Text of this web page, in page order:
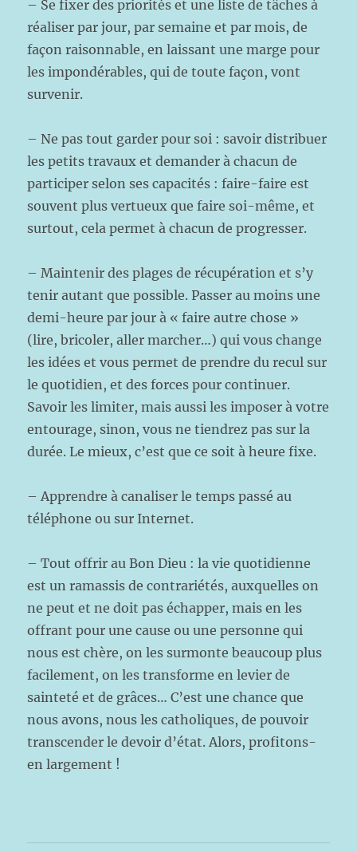
– Se fixer des priorités et une liste de tâches à
réaliser par jour, par semaine et par mois, de
façon raisonnable, en laissant une marge pour
les impondérables, qui de toute façon, vont
survenir.
– Ne pas tout garder pour soi : savoir distribuer
les petits travaux et demander à chacun de
participer selon ses capacités : faire-faire est
souvent plus vertueux que faire soi-même, et
surtout, cela permet à chacun de progresser.
– Maintenir des plages de récupération et s’y
tenir autant que possible. Passer au moins une
demi-heure par jour à « faire autre chose »
(lire, bricoler, aller marcher…) qui vous change
les idées et vous permet de prendre du recul sur
le quotidien, et des forces pour continuer.
Savoir les limiter, mais aussi les imposer à votre
entourage, sinon, vous ne tiendrez pas sur la
durée. Le mieux, c’est que ce soit à heure fixe.
– Apprendre à canaliser le temps passé au
téléphone ou sur Internet.
– Tout offrir au Bon Dieu : la vie quotidienne
est un ramassis de contrariétés, auxquelles on
ne peut et ne doit pas échapper, mais en les
offrant pour une cause ou une personne qui
nous est chère, on les surmonte beaucoup plus
facilement, on les transforme en levier de
sainteté et de grâces… C’est une chance que
nous avons, nous les catholiques, de pouvoir
transcender le devoir d’état. Alors, profitons-
en largement !